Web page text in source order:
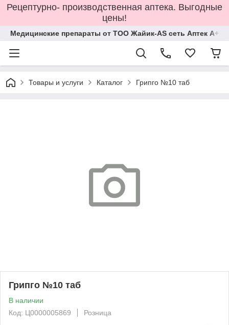
Рецептурно- производственная аптека. Выгодные
цены!
Медицинские препараты от ТОО Жайик-AS сеть Аптек А+
Товары и услуги Каталог Грипго №10 таб
Грипго №10 таб
В наличии
Код: Ц0000005869
Розница